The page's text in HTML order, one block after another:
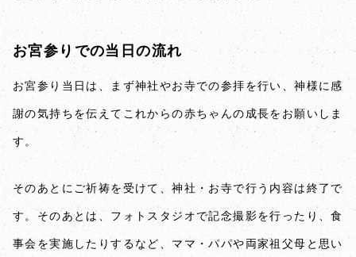
お宮参りでの当日の流れ
お宮参り当日は、まず神社やお寺での参拝を行い、神様に感
謝の気持ちを伝えてこれからの赤ちゃんの成長をお願いしま
す。
そのあとにご祈祷を受けて、神社・お寺で行う内容は終了で
す。そのあとは、フォトスタジオで記念撮影を行ったり、食
事会を実施したりするなど、ママ・パパや両家祖父母と思い